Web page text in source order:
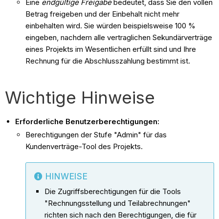
Eine endgültige Freigabebedeutet, dass Sie den vollen
Betrag freigeben und der Einbehalt nicht mehr
einbehalten wird. Sie würden beispielsweise 100 %
eingeben, nachdem alle vertraglichen Sekundärverträge
eines Projekts im Wesentlichen erfüllt sind und Ihre
Rechnung für die Abschlusszahlung bestimmt ist.
Wichtige Hinweise
Erforderliche Benutzerberechtigungen:
Berechtigungen der Stufe "Admin" für das
Kundenverträge-Tool des Projekts.
HINWEISE
Die Zugriffsberechtigungen für die Tools
"Rechnungsstellung und Teilabrechnungen"
richten sich nach den Berechtigungen, die für